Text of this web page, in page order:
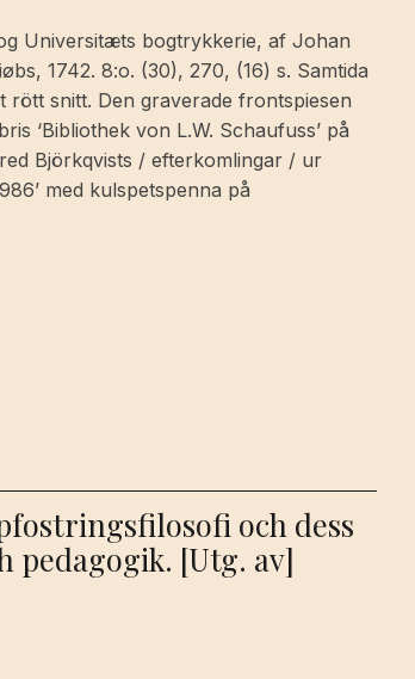
Universitæts bogtrykkerie, af Johan
1742. 8:o. (30), 270, (16) s. Samtida
rött snitt. Den graverade frontspiesen
‘Bibliothek von L.W. Schaufuss’ på
Björkqvists / efterkomlingar / ur
med kulspetspenna på
och dess
pedagogik. [Utg. av]